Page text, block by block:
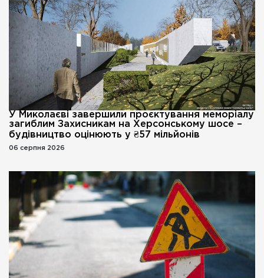
У Миколаєві завершили проєктування меморіалу
загиблим Захисникам на Херсонському шосе –
будівництво оцінюють у ₴57 мільйонів
06 серпня 2026